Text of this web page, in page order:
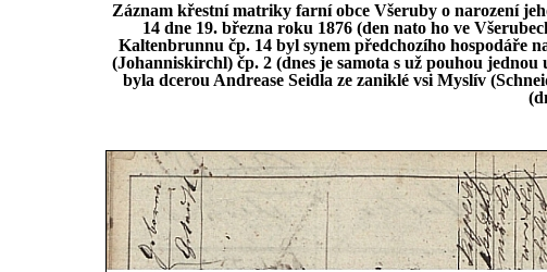
Záznam křestní matriky farní obce Všeruby o narození
14 dne 19. března roku 1876 (den nato ho ve
Kaltenbrunnu čp. 14 byl synem předchozího hospodáře
(Johanniskirchl) čp. 2 (dnes je samota s už pouhou
byla dcerou Andrease Seidla ze zaniklé vsi Myslív